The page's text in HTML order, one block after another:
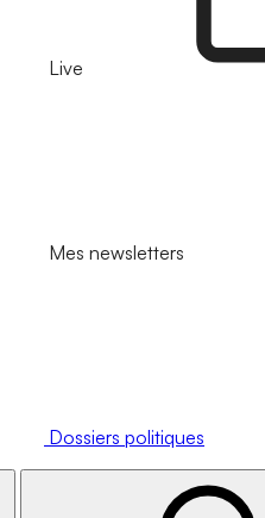
Live
Mes newsletters
Dossiers politiques